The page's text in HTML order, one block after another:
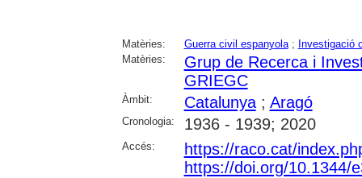
Matèries: Guerra civil espanyola; Investigació
Matèries:
Grup de Recerca i
GRIEGC
Àmbit: Catalunya; Aragó
Cronologia: 1936 - 1939; 2020
Accés:
https://raco.cat/
https://doi.org/10.1344/